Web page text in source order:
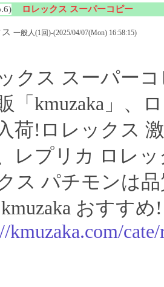
ロレックス スーパーコピー
一般人(1回)-(2025/04/07(Mon) 16:58:15)
クス スーパー
「kmuzaka」、
荷!ロレックス
レプリカ ロレ
ス パチモンは
おすすめ!
kmuzaka.com/